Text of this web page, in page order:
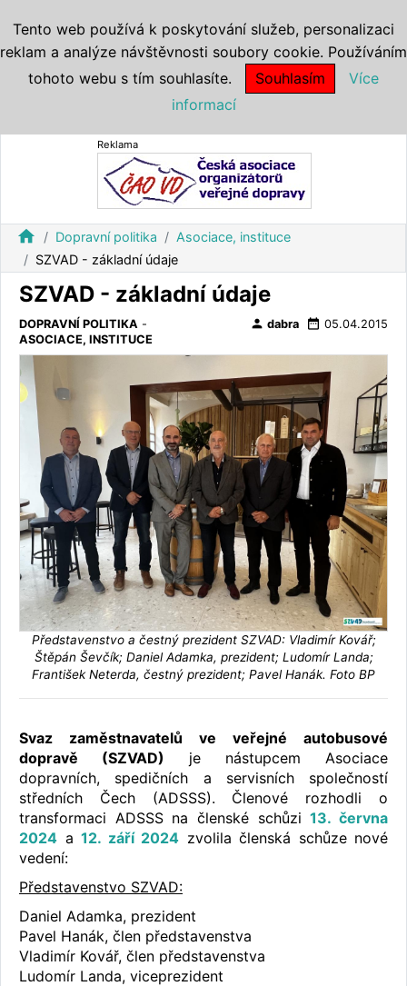
Reklama
home Dopravní politika
Asociace, instituce
SZVAD - základní údaje
SZVAD - základní údaje
DOPRAVNÍ POLITIKA -
ASOCIACE, INSTITUCE
person dabra date_range 05.04.2015
Představenstvo a čestný prezident SZVAD: Vladimír Kovář;
Štěpán Ševčík; Daniel Adamka, prezident; Ludomír Landa;
František Neterda, čestný prezident; Pavel Hanák. Foto BP
Svaz zaměstnavatelů ve veřejné autobusové
dopravě (SZVAD) je nástupcem Asociace
dopravních, spedičních a servisních společností
středních Čech (ADSSS). Členové rozhodli o
transformaci ADSSS na členské schůzi13. června
2024 a 12. září 2024 zvolila členská schůze nové
vedení:
Představenstvo SZVAD:
Daniel Adamka, prezident
Pavel Hanák, člen představenstva
Vladimír Kovář, člen představenstva
Ludomír Landa, viceprezident
Tento web používá k poskytování služeb, personalizaci
reklam a analýze návštěvnosti soubory cookie. Používáním
tohoto webu s tím souhlasíte.
Souhlasím
Více
informací